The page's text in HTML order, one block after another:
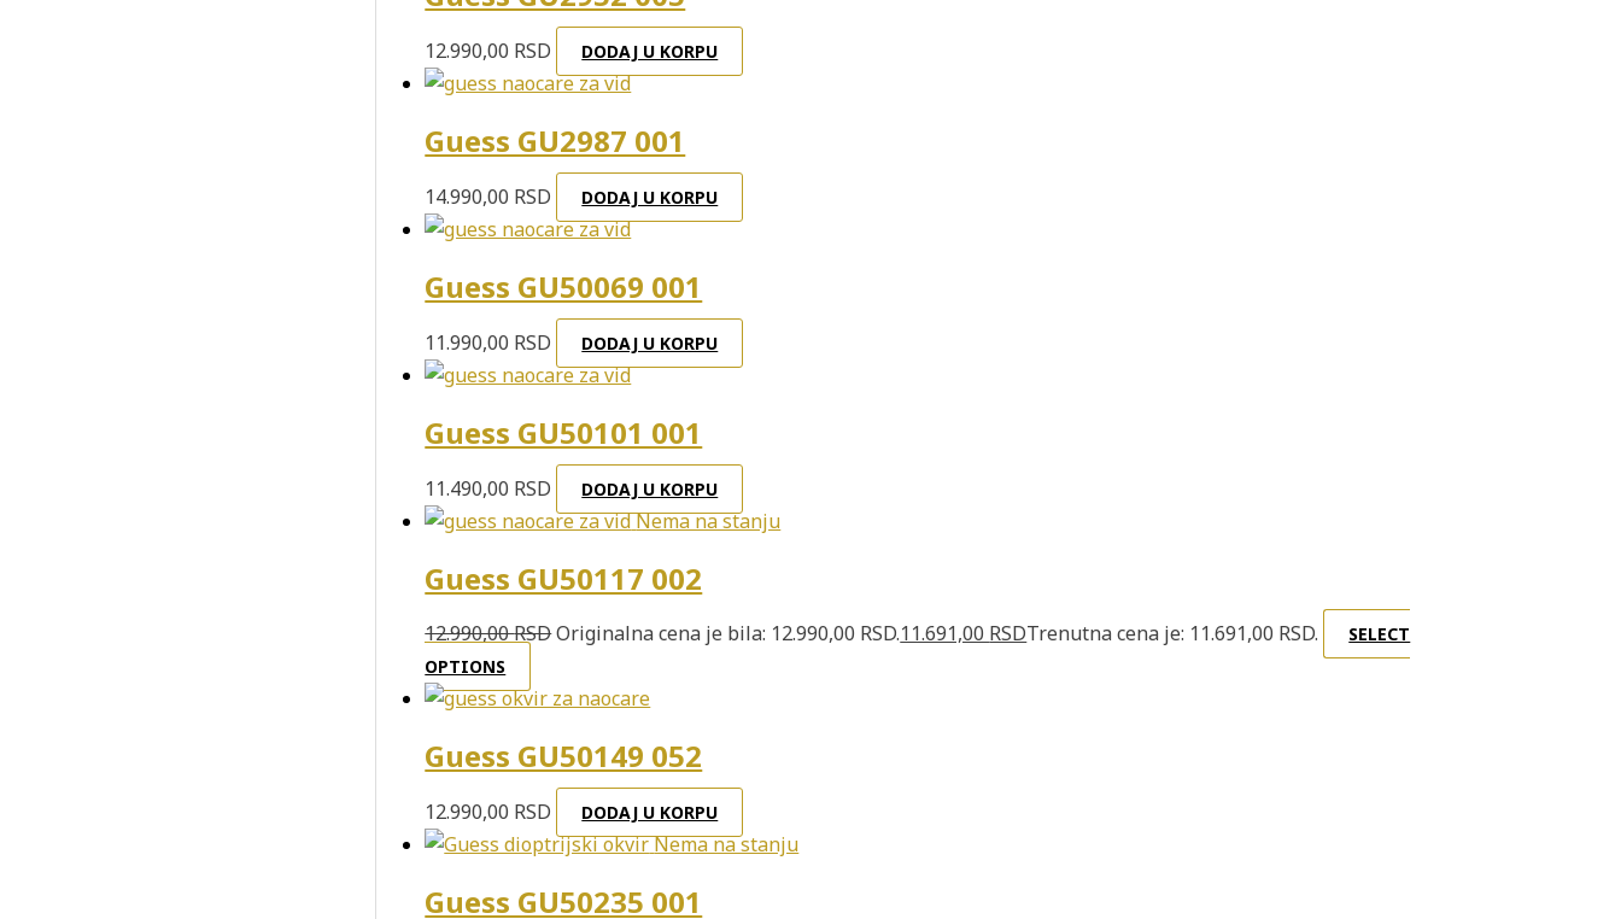
12.990,00 RSD DODAJ U KORPU
Guess GU2987 001
14.990,00 RSD DODAJ U KORPU
Guess GU50069 001
11.990,00 RSD DODAJ U KORPU
Guess GU50101 001
11.490,00 RSD DODAJ U KORPU
Nema na stanju
Guess GU50117 002
12.990,00RSDOriginalna cena je bila: 12.990,00 RSD.11.691,00 RSDTrenutna cena je: 11.691,00 RSD.
SELECT
OPTIONS
Guess GU50149 052
12.990,00 RSD DODAJ U KORPU
Nema na stanju
Guess GU50235 001